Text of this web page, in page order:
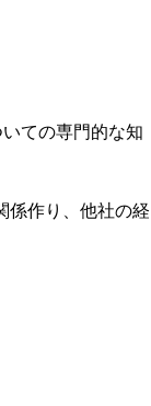
ての専門的な知
係作り、他社の経